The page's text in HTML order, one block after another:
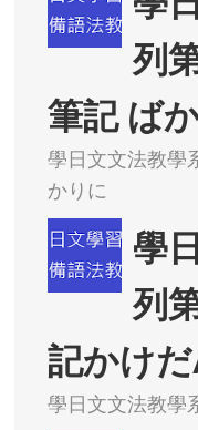
列
筆記
學日文文法教學
かりに
學
列
記かけ
學日文文法教學